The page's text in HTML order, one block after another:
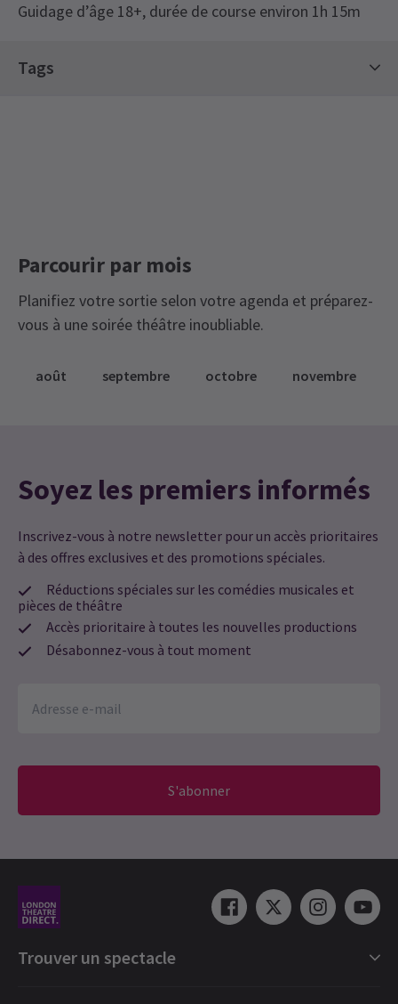
Guidage d’âge 18+, durée de course environ 1h 15m
Cette performance contient des scènes de nature
Tags
Parcourir par mois
Planifiez votre sortie selon votre agenda et préparez-
vous à une soirée théâtre inoubliable.
août septembre octobre novembre
Soyez les premiers informés
Inscrivez-vous à notre newsletter pour un accès prioritaires
à des offres exclusives et des promotions spéciales.
Réductions spéciales sur les comédies musicales et
pièces de théâtre
Accès prioritaire à toutes les nouvelles productions
Désabonnez-vous à tout moment
S'abonner
Trouver un spectacle